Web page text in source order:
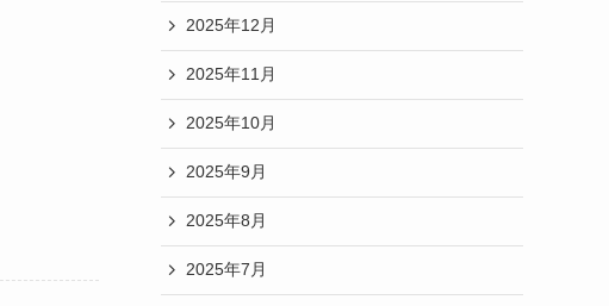
2025年12月
2025年11月
2025年10月
2025年9月
2025年8月
2025年7月